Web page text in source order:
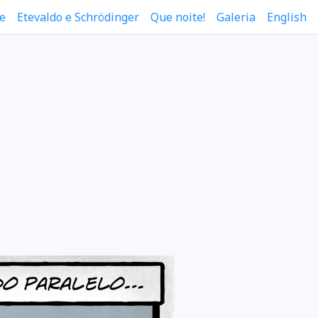
Etevaldo e Schrödinger Que noite! Galeria English